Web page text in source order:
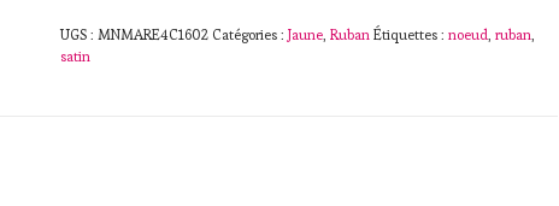
UGS : MNMARE4C1602 Catégories : Jaune, Ruban Étiquettes : noeud, ruban,
satin